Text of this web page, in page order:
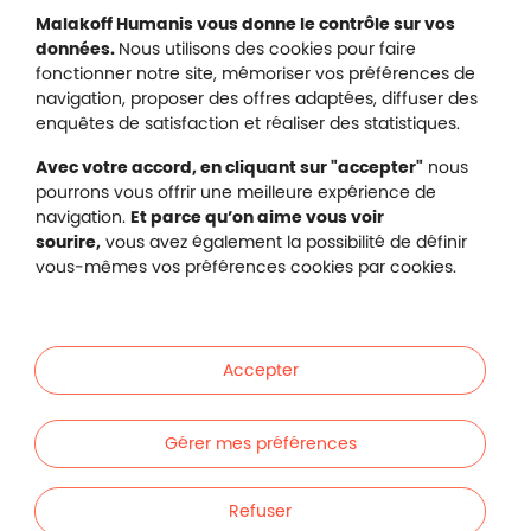
Protection des données
Nous contacter
Plan du site
Gestion des cookies
Malakoff Humanis sur Facebook
Malakoff Humanis sur YouTube
Malakoff Humanis sur X
Malakoff Humanis
Malakoff Humanis à vos côtés.
Particuliers
Entreprises
Malakoff Humanis vous donne le contrôle sur vos
données. Nous utilisons des cookies pour faire
fonctionner notre site, mémoriser vos préférences de
navigation, proposer des offres adaptées, diffuser des
enquêtes de satisfaction et réaliser des statistiques.
Avec votre accord, en cliquant sur "accepter" nous
pourrons vous offrir une meilleure expérience de
navigation. Et parce qu’on aime vous voir
sourire, vous avez également la possibilité de définir
vous-mêmes vos préférences cookies par cookies.
Refuser
Gérer mes préférences
Accepter